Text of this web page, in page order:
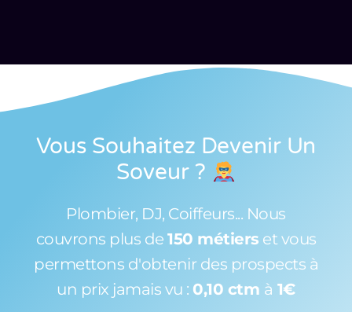
Vous Souhaitez Devenir Un
Soveur ?
Plombier, DJ, Coiffeurs... Nous
couvrons plus de 150 métiers et vous
permettons d'obtenir des prospects à
un prix jamais vu : 0,10 ctm à 1€